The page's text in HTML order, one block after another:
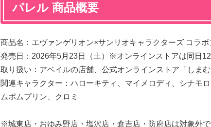
パレル 商品概要
商品名：エヴァンゲリオン×サンリオキャラクターズ コラ
発売日：2026年5月23日（土）※オンラインストアは同日
取り扱い：アベイルの店舗、公式オンラインストア「しまむ
関連キャラクター：ハローキティ、マイメロディ、シナモ
ムポムプリン、クロミ
※城東店・おゆみ野店・塩沢店・倉吉店・防府店は対象外で